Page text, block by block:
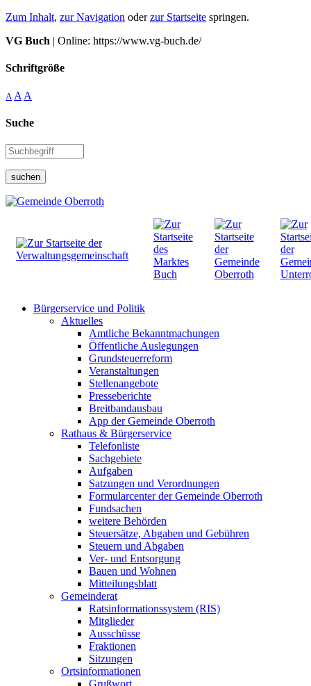
Zum Inhalt, zur Navigation oderzur Startseite springen.
VG Buch | Online: https://www.vg-buch.de/
Schriftgröße
A A A
Suche
suchen
Bürgerservice und Politik
Aktuelles
Amtliche Bekanntmachungen
Öffentliche Auslegungen
Grundsteuerreform
Veranstaltungen
Stellenangebote
Presseberichte
Breitbandausbau
App der Gemeinde Oberroth
Rathaus & Bürgerservice
Telefonliste
Sachgebiete
Aufgaben
Satzungen und Verordnungen
Formularcenter der Gemeinde Oberroth
Fundsachen
weitere Behörden
Steuersätze, Abgaben und Gebühren
Steuern und Abgaben
Ver- und Entsorgung
Bauen und Wohnen
Mitteilungsblatt
Gemeinderat
Ratsinformationssystem (RIS)
Mitglieder
Ausschüsse
Fraktionen
Sitzungen
Ortsinformationen
Grußwort